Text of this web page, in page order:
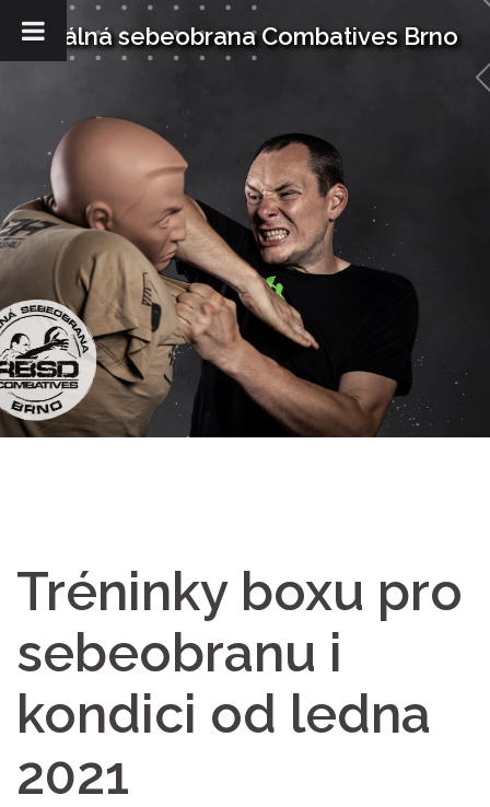
Reálná sebeobrana Combatives Brno
Tréninky boxu pro
sebeobranu i
kondici od ledna
2021